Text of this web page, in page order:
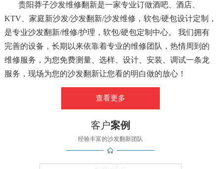
贵阳莽子沙发维修翻新是一家专业订做酒吧、酒店、
KTV、家庭新沙发/沙发翻新/沙发维修，软包/硬包设计定制，
是专业沙发翻新/维修/护理，软包/硬包定制中心。 我们拥有
完善的设备，长期以来依靠着专业的维修团队，热情周到的
维修服务，为您免费测量、选样、设计、安装、调试一条龙
服务，现场为您的沙发翻新让您看的明白做的放心！
查看更多
客户案例
经验丰富的沙发翻新团队